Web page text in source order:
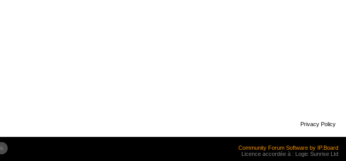
Privacy Policy
Community Forum Software by IP.Board
Licence accordée à : Logic Sunrise Ltd